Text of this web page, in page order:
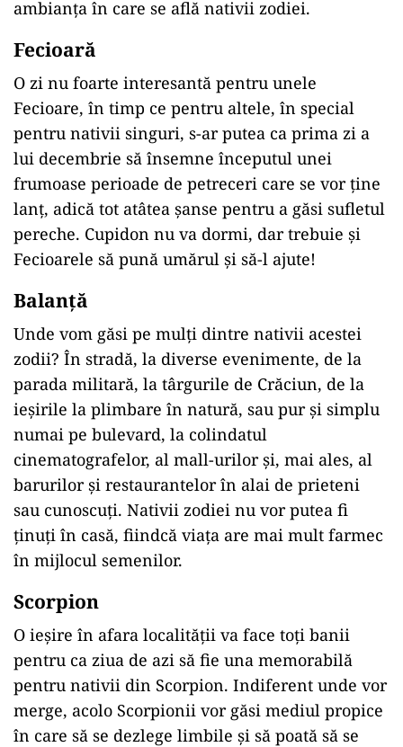
ambianța în care se află nativii zodiei.
Fecioară
O zi nu foarte interesantă pentru unele
Fecioare, în timp ce pentru altele, în special
pentru nativii singuri, s-ar putea ca prima zi a
lui decembrie să însemne începutul unei
frumoase perioade de petreceri care se vor ține
lanț, adică tot atâtea șanse pentru a găsi sufletul
pereche. Cupidon nu va dormi, dar trebuie și
Fecioarele să pună umărul și să-l ajute!
Balanță
Unde vom găsi pe mulți dintre nativii acestei
zodii? În stradă, la diverse evenimente, de la
parada militară, la târgurile de Crăciun, de la
ieșirile la plimbare în natură, sau pur și simplu
numai pe bulevard, la colindatul
cinematografelor, al mall-urilor și, mai ales, al
barurilor și restaurantelor în alai de prieteni
sau cunoscuți. Nativii zodiei nu vor putea fi
ținuți în casă, fiindcă viața are mai mult farmec
în mijlocul semenilor.
Scorpion
O ieșire în afara localității va face toți banii
pentru ca ziua de azi să fie una memorabilă
pentru nativii din Scorpion. Indiferent unde vor
merge, acolo Scorpionii vor găsi mediul propice
în care să se dezlege limbile și să poată să se